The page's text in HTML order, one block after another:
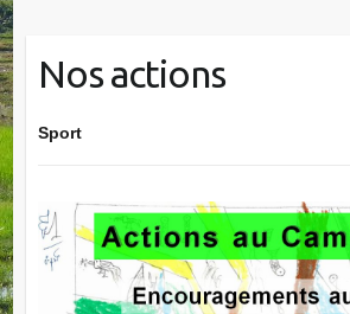
Nos actions
Sport